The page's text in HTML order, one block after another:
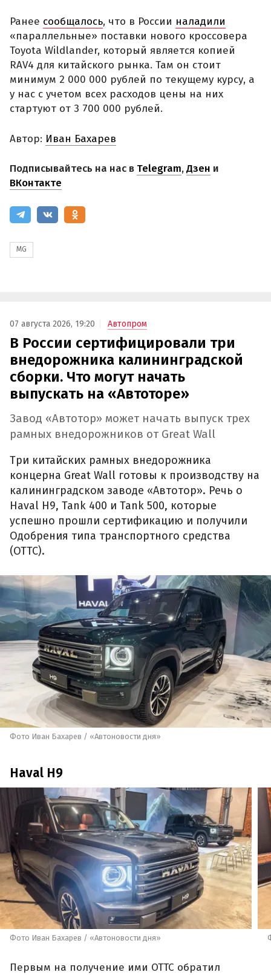
Ранее сообщалось, что в России наладили
«параллельные» поставки нового кроссовера
Toyota Wildlander, который является копией
RAV4 для китайского рынка. Там он стоит
минимум 2 000 000 рублей по текущему курсу, а
у нас с учетом всех расходов цены на них
стартуют от 3 700 000 рублей.
Автор: Иван Бахарев
Подписывайтесь на нас в Telegram,Дзен и
ВКонтакте
MG
07 августа 2026, 19:20 Автопром
В России сертифицировали три
внедорожника калининградской
сборки. Что могут начать
выпускать на «Автоторе»
Завод «Автотор» может начать выпуск трех
рамных внедорожников от Great Wall
Три китайских рамных внедорожника
концерна Great Wall готовы к производству на
калининградском заводе «Автотор». Речь о
Haval H9, Tank 400 и Tank 500, которые
успешно прошли сертификацию и получили
Одобрения типа транспортного средства
(ОТТС).
Фото Иван Бахарев / «Автоновости дня»
Haval H9
Фото Иван Бахарев / «Автоновости дня»
Первым на получение ими ОТТС обратил